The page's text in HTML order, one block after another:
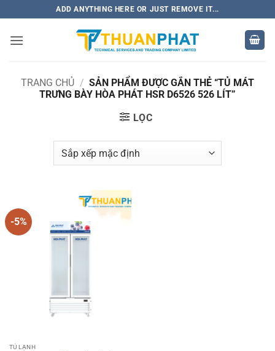
qua
nội
ADD ANYTHING HERE OR JUST REMOVE IT...
TRANG CHỦ / SẢN PHẨM ĐƯỢC GẮN THẺ “TỦ MÁT
TRƯNG BÀY HÒA PHÁT HSR D6526 526 LÍT”
LỌC
-5%
TỦ LẠNH